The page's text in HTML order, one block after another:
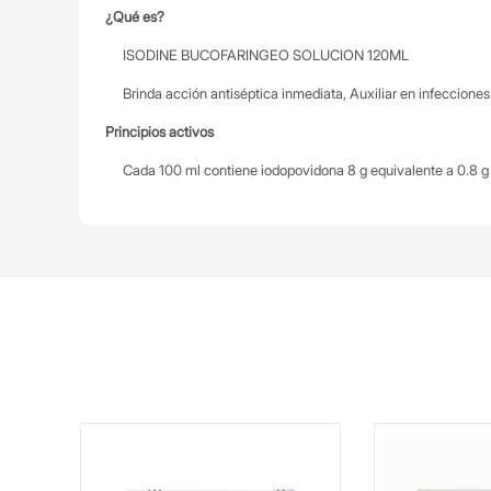
¿Qué es?
ISODINE BUCOFARINGEO SOLUCION 120ML
Brinda acción antiséptica inmediata, Auxiliar en
Principios activos
Cada 100 ml contiene iodopovidona 8 g equivalente a 0.8